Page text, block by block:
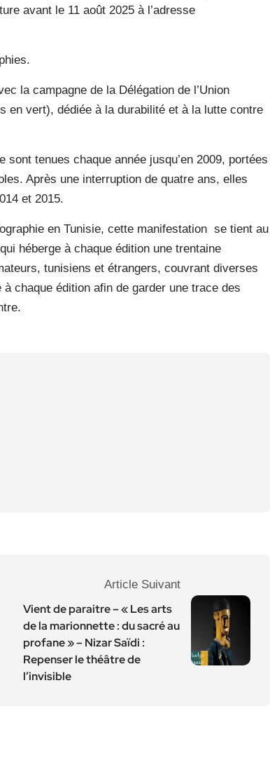
avant le 11 août 2025 à l’adresse
la campagne de la Délégation de l’Union
en vert), dédiée à la durabilité et à la lutte contre
tenues chaque année jusqu’en 2009, portées
Après une interruption de quatre ans, elles
et 2015.
en Tunisie, cette manifestation se tient au
héberge à chaque édition une trentaine
tunisiens et étrangers, couvrant diverses
chaque édition afin de garder une trace des
Article Suivant
Vient de paraitre – « Les arts
de la marionnette : du sacré au
profane » – Nizar Saïdi :
Repenser le théâtre de
l’invisible